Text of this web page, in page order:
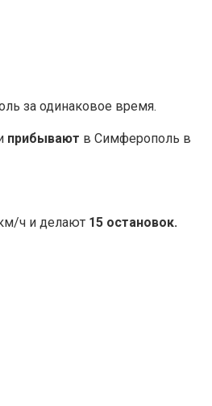
за одинаковое время.
прибывают в Симферополь в
ч и делают 15 остановок.